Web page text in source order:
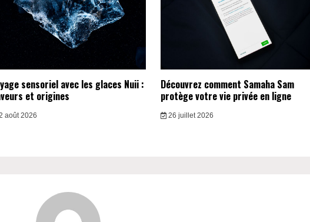
sensoriel avec les glaces Nuii :
et origines
août 2026
Découvrez comment Samaha Sam
protège votre vie privée en ligne
26 juillet 2026